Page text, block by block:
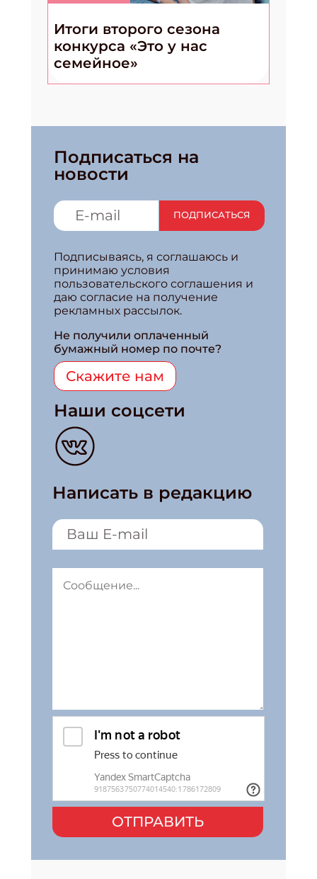
Итоги второго сезона
конкурса «Это у нас
семейное»
Подписаться на
новости
ПОДПИСАТЬСЯ
Подписываясь, я соглашаюсь и
принимаю условия
пользовательского соглашения и
даю согласие на получение
рекламных рассылок.
Не получили оплаченный
бумажный номер по почте?
Скажите нам
Наши соцсети
Написать в редакцию
ОТПРАВИТЬ